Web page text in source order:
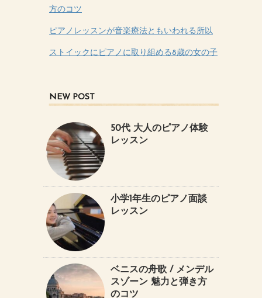
方のコツ
ピアノレッスンが音楽療法ともいわれる所以
ストイックにピアノに取り組める8歳の女の子
NEW POST
50代 大人のピアノ体験
レッスン
小学1年生のピアノ面談
レッスン
ベニスの舟歌 / メンデル
スゾーン 魅力と弾き方
のコツ